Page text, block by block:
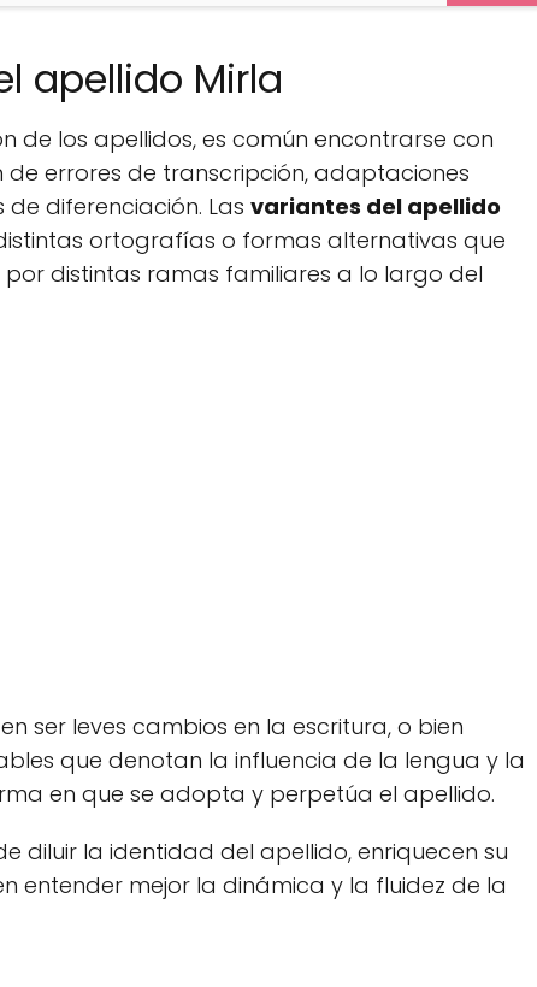
apellido Mirla
de los apellidos, es común encontrarse con
de errores de transcripción, adaptaciones
diferenciación. Las variantes del apellido
ortografías o formas alternativas que
distintas ramas familiares a lo largo del
ser leves cambios en la escritura, o bien
que denotan la influencia de la lengua y la
en que se adopta y perpetúa el apellido.
diluir la identidad del apellido, enriquecen su
entender mejor la dinámica y la fluidez de la